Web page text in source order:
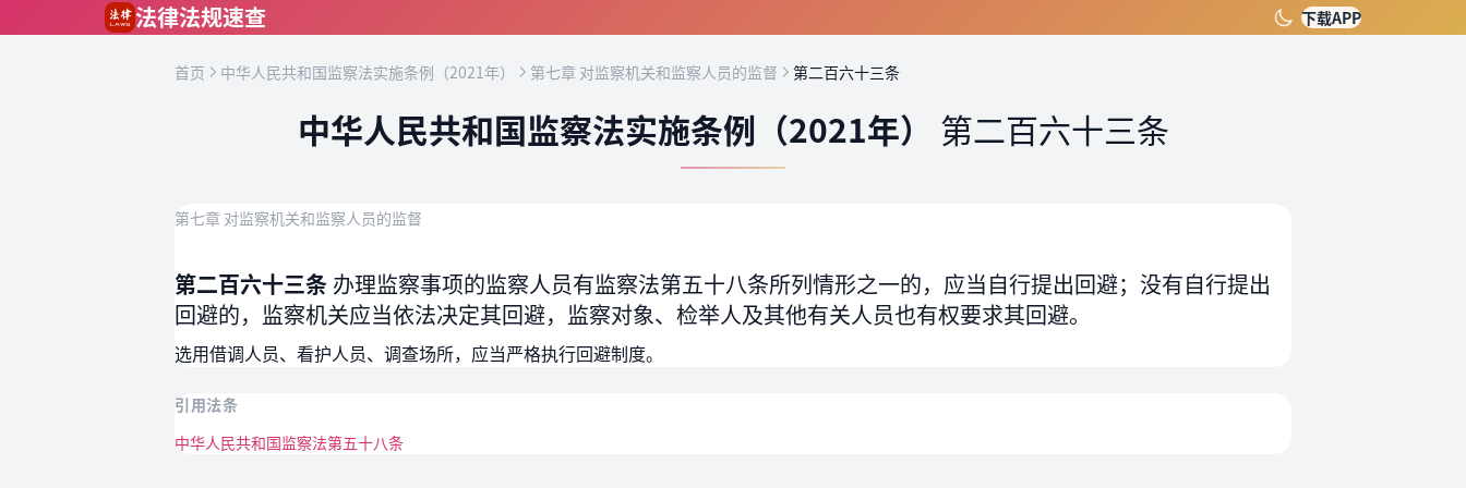
法律法规速查 下载APP
首页 中华人民共和国监察法实施条例（2021年） 第七章 对监察机关和监察人员的监督 第二百六十三条
中华人民共和国监察法实施条例（2021年） 第二百六十三条
第七章 对监察机关和监察人员的监督
第二百六十三条 办理监察事项的监察人员有监察法第五十八条所列情形之一的，应当自行提出回避；没有自行提出
回避的，监察机关应当依法决定其回避，监察对象、检举人及其他有关人员也有权要求其回避。
选用借调人员、看护人员、调查场所，应当严格执行回避制度。
引用法条
中华人民共和国监察法第五十八条